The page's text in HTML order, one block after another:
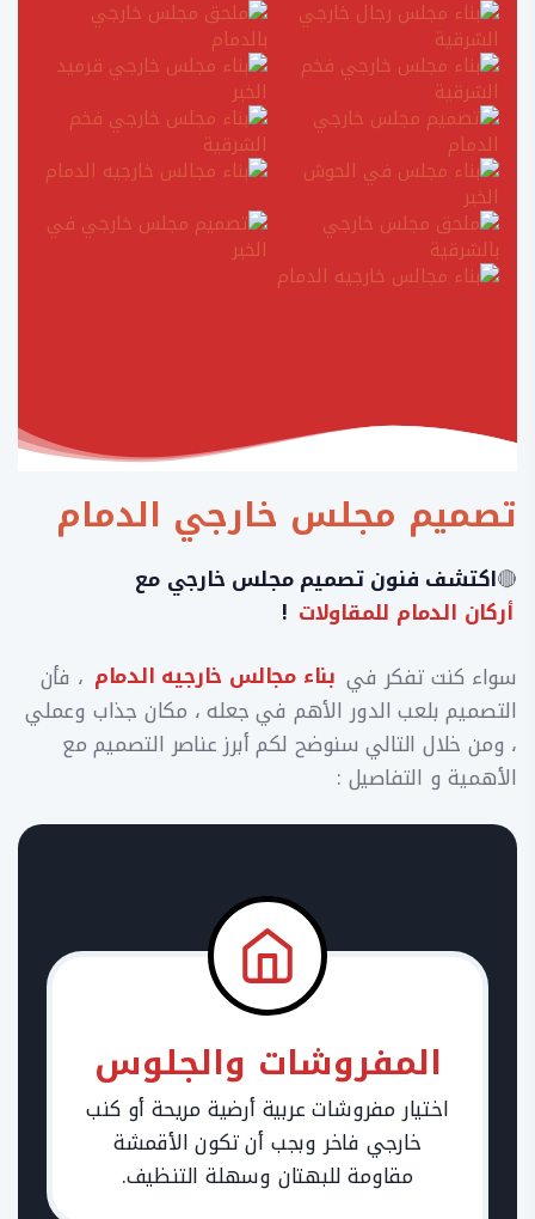
تصميم مجلس خارجي الدمام
🔴اكتشف فنون تصميم مجلس خارجي مع
أركان الدمام للمقاولات !
سواء كنت تفكر في بناء مجالس خارجيه الدمام ، فأن
التصميم بلعب الدور الأهم في جعله ، مكان جذاب وعملي
، ومن خلال التالي سنوضح لكم أبرز عناصر التصميم مع
الأهمية و التفاصيل :
المفروشات والجلوس
اختيار مفروشات عربية أرضية مريحة أو كنب
خارجي فاخر وبجب أن تكون الأقمشة
مقاومة للبهتان وسهلة التنظيف.